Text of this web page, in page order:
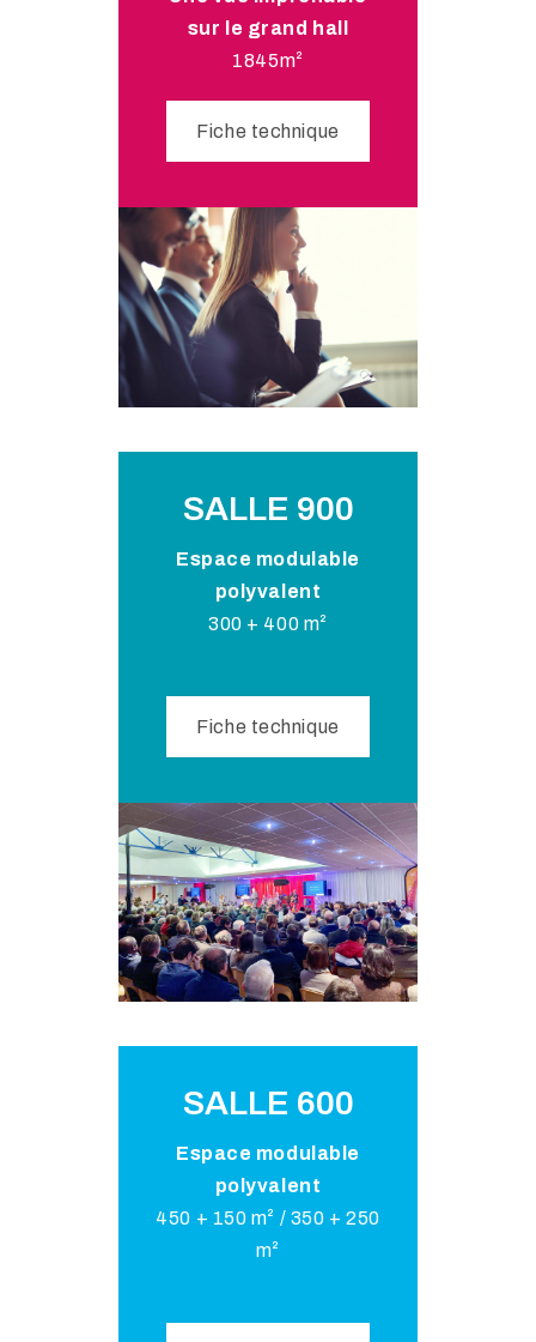
sur le grand hall
1845m²
Fiche technique
SALLE 900
Espace modulable
polyvalent
300 + 400 m²
Fiche technique
SALLE 600​
Espace modulable
polyvalent
450 + 150 m² / 350 + 250
m²